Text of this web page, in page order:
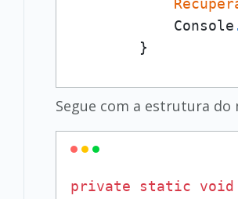
            Console
        }
Segue com a estrutura do
private static void